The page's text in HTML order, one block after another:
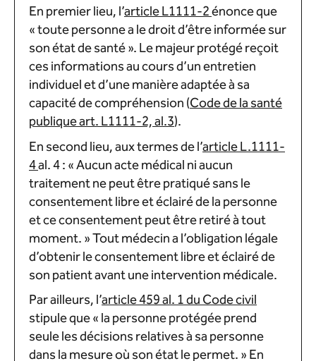
En premier lieu, l’article L1111-2énonce que
« toute personne a le droit d’être informée sur
son état de santé ». Le majeur protégé reçoit
ces informations au cours d’un entretien
individuel et d’une manière adaptée à sa
capacité de compréhension (Code de la santé
publique art. L1111-2, al.3).
En second lieu, aux termes de l’article L.1111-
4al. 4 : « Aucun acte médical ni aucun
traitement ne peut être pratiqué sans le
consentement libre et éclairé de la personne
et ce consentement peut être retiré à tout
moment. » Tout médecin a l’obligation légale
d’obtenir le consentement libre et éclairé de
son patient avant une intervention médicale.
Par ailleurs, l’article 459 al. 1 du Code civil
stipule que « la personne protégée prend
seule les décisions relatives à sa personne
dans la mesure où son état le permet. » En